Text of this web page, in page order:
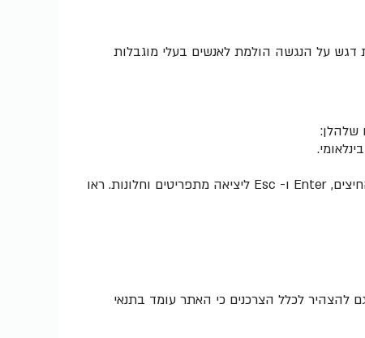
על הנגשה הולמת לאנשים בעלי מוגבלות
האתר מספק מבנה סמנטי עבור טכנולוגיות מסייעות ותמיכה בדפוס השימוש המקובל להפעלה עם מקלדת בעזרת מקשי החיצים, Enter ו- Esc ליציאה מתפריטים וחלונות. ראו
להצהיר לכלל הצרכנים כי האתר עומד בתנאי